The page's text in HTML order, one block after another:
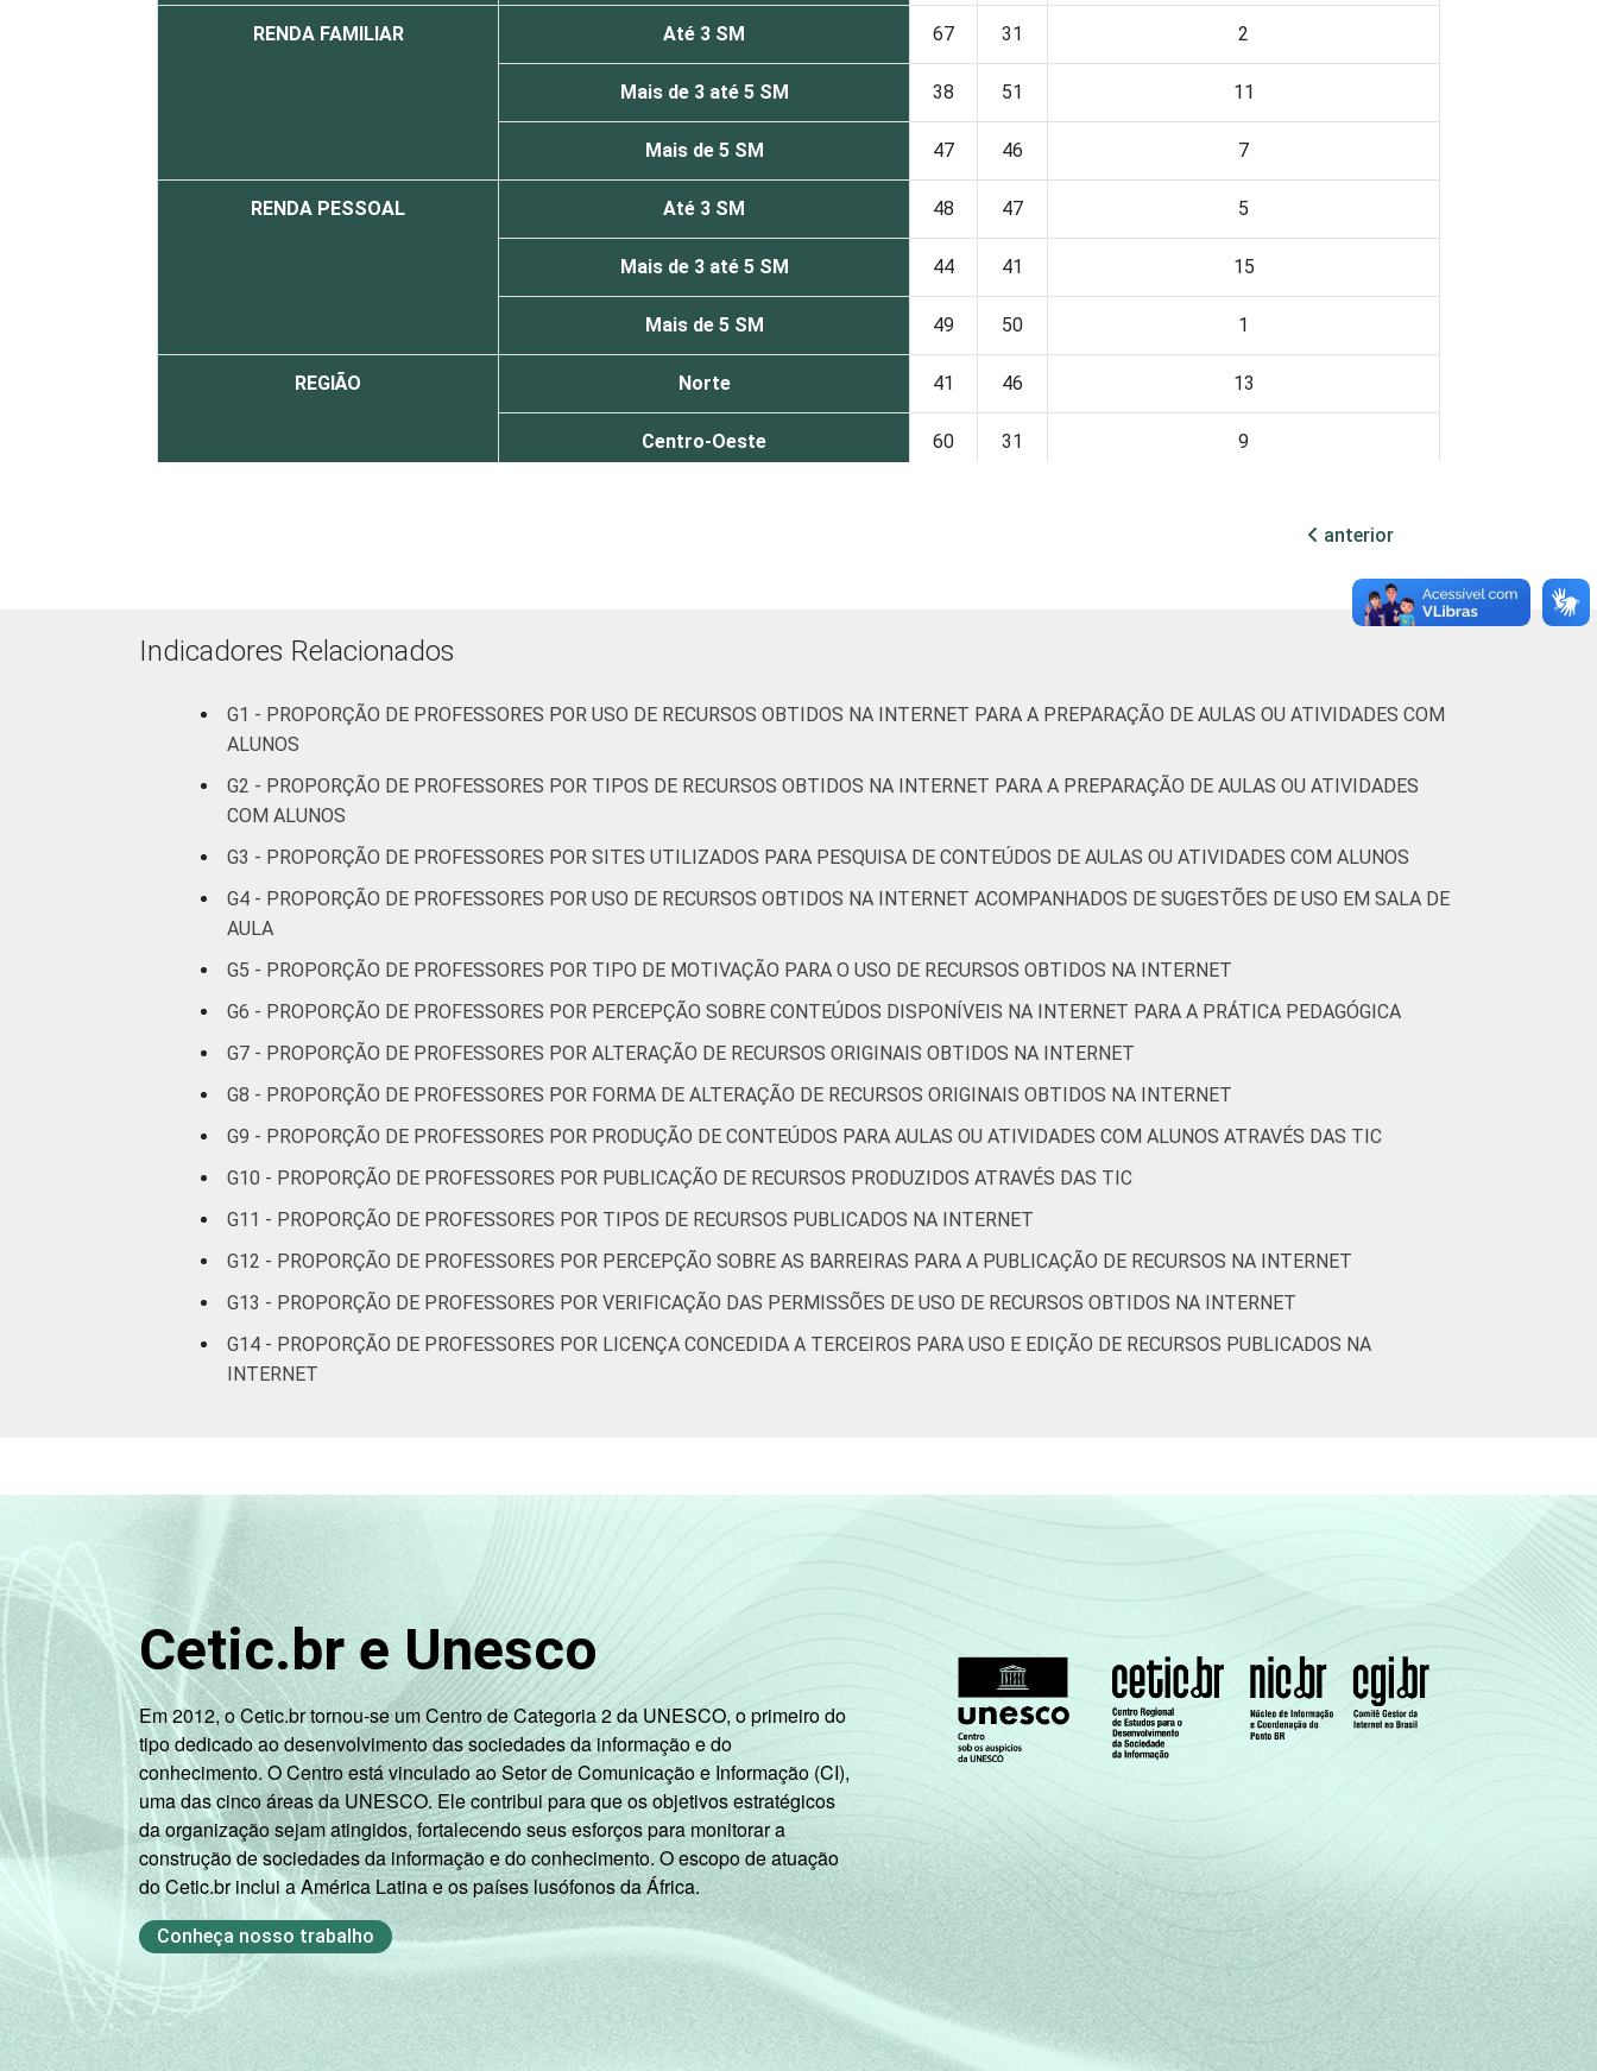
RENDA FAMILIAR Até 3 SM 67 31 2
Mais de 3 até 5 SM 38 51 11
Mais de 5 SM 47 46 7
RENDA PESSOAL Até 3 SM 48 47 5
Mais de 3 até 5 SM 44 41 15
Mais de 5 SM 49 50 1
REGIÃO Norte 41 46 13
Centro-Oeste 60 31 9
Total — Públicas 44 47 9
Particular 58 41 1
SÉRIE 4ª série / 5º ano do Ensino Fundamental 48 39 13
8ª série / 9º ano do Ensino Fundamental 46 53
2º ano do Ensino Médio 50 36 14
¹ Base: 422 professores que publicaram algum recurso na Internet. Dados coletados entre setembro e dezembro de 2013.
anterior
Indicadores Relacionados
G1 - PROPORÇÃO DE PROFESSORES POR USO DE RECURSOS OBTIDOS NA INTERNET PARA A PREPARAÇÃO DE AULAS OU ATIVIDADES COM
ALUNOS
G2 - PROPORÇÃO DE PROFESSORES POR TIPOS DE RECURSOS OBTIDOS NA INTERNET PARA A PREPARAÇÃO DE AULAS OU ATIVIDADES
COM ALUNOS
G3 - PROPORÇÃO DE PROFESSORES POR SITES UTILIZADOS PARA PESQUISA DE CONTEÚDOS DE AULAS OU ATIVIDADES COM ALUNOS
G4 - PROPORÇÃO DE PROFESSORES POR USO DE RECURSOS OBTIDOS NA INTERNET ACOMPANHADOS DE SUGESTÕES DE USO EM SALA DE
AULA
G5 - PROPORÇÃO DE PROFESSORES POR TIPO DE MOTIVAÇÃO PARA O USO DE RECURSOS OBTIDOS NA INTERNET
G6 - PROPORÇÃO DE PROFESSORES POR PERCEPÇÃO SOBRE CONTEÚDOS DISPONÍVEIS NA INTERNET PARA A PRÁTICA PEDAGÓGICA
G7 - PROPORÇÃO DE PROFESSORES POR ALTERAÇÃO DE RECURSOS ORIGINAIS OBTIDOS NA INTERNET
G8 - PROPORÇÃO DE PROFESSORES POR FORMA DE ALTERAÇÃO DE RECURSOS ORIGINAIS OBTIDOS NA INTERNET
G9 - PROPORÇÃO DE PROFESSORES POR PRODUÇÃO DE CONTEÚDOS PARA AULAS OU ATIVIDADES COM ALUNOS ATRAVÉS DAS TIC
G10 - PROPORÇÃO DE PROFESSORES POR PUBLICAÇÃO DE RECURSOS PRODUZIDOS ATRAVÉS DAS TIC
G11 - PROPORÇÃO DE PROFESSORES POR TIPOS DE RECURSOS PUBLICADOS NA INTERNET
G12 - PROPORÇÃO DE PROFESSORES POR PERCEPÇÃO SOBRE AS BARREIRAS PARA A PUBLICAÇÃO DE RECURSOS NA INTERNET
G13 - PROPORÇÃO DE PROFESSORES POR VERIFICAÇÃO DAS PERMISSÕES DE USO DE RECURSOS OBTIDOS NA INTERNET
G14 - PROPORÇÃO DE PROFESSORES POR LICENÇA CONCEDIDA A TERCEIROS PARA USO E EDIÇÃO DE RECURSOS PUBLICADOS NA
INTERNET
Cetic.br e Unesco
Em 2012, o Cetic.br tornou-se um Centro de Categoria 2 da UNESCO, o primeiro do
tipo dedicado ao desenvolvimento das sociedades da informação e do
conhecimento. O Centro está vinculado ao Setor de Comunicação e Informação (CI),
uma das cinco áreas da UNESCO. Ele contribui para que os objetivos estratégicos
da organização sejam atingidos, fortalecendo seus esforços para monitorar a
construção de sociedades da informação e do conhecimento. O escopo de atuação
do Cetic.br inclui a América Latina e os países lusófonos da África.
Conheça nosso trabalho